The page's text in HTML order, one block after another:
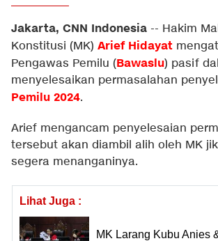
Jakarta, CNN Indonesia -- Hakim
Konstitusi (MK) Arief Hidayat
Pengawas Pemilu (Bawaslu) pasif
menyelesaikan permasalahan
Pemilu 2024.
Arief mengancam penyelesaian
tersebut akan diambil alih oleh MK
segera menanganinya.
Lihat Juga :
MK Larang Kubu Anies